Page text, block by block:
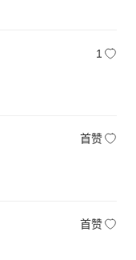
1
首赞
首赞